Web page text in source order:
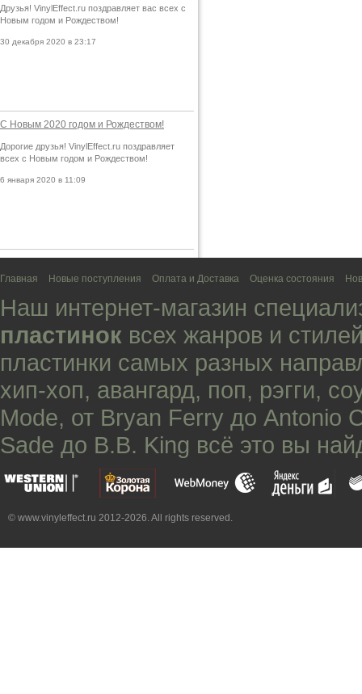
Друзья! VinylEffect.ru поздравляет вас всех с
Новым годом и Рождеством!
30 декабря 2020 в 23:17
С Новым 2020 годом и Рождеством!
Дорогие друзья! VinylEffect.ru поздравляет
всех с Новым годом и Рождеством!
6 января 2020 в 11:09
Главная Новые поступления Оплата и Доставка Оценка состояния
Наш интернет-магазин
пластинок всех жанров и
пластинки самых разных
хип-хоп, авангард, поп, рэгги,
Mode, от Bryan Ferry до Antonio
Sade до B.B. King всё это вы
© www.vinyleffect.ru 2012-2026. All rights reserved.